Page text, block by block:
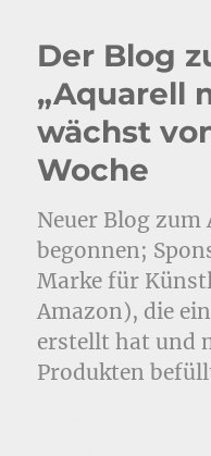
Der Blog
„Aquarell
wächst
Woche
Neuer Blog
begonnen;
Marke für
Amazon), die
erstellt hat und
Produkten